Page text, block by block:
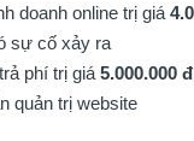
doanh online trị giá
sự cố xảy ra
phí trị giá 5.000.000 đ
quản trị website